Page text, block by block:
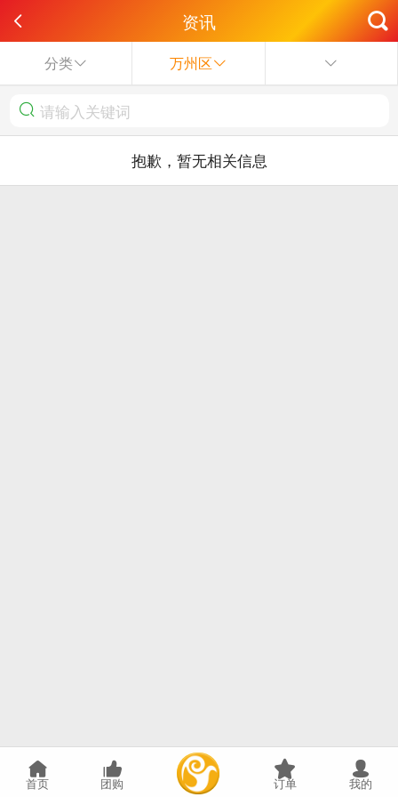
资讯
分类 万州区
抱歉，暂无相关信息
首页 团购 订单 我的